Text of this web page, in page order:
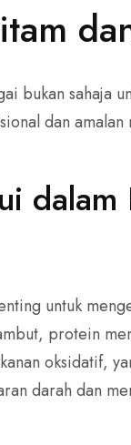
bukan sahaja
dan
dalam
untuk
protein
oksidatif,
darah dan